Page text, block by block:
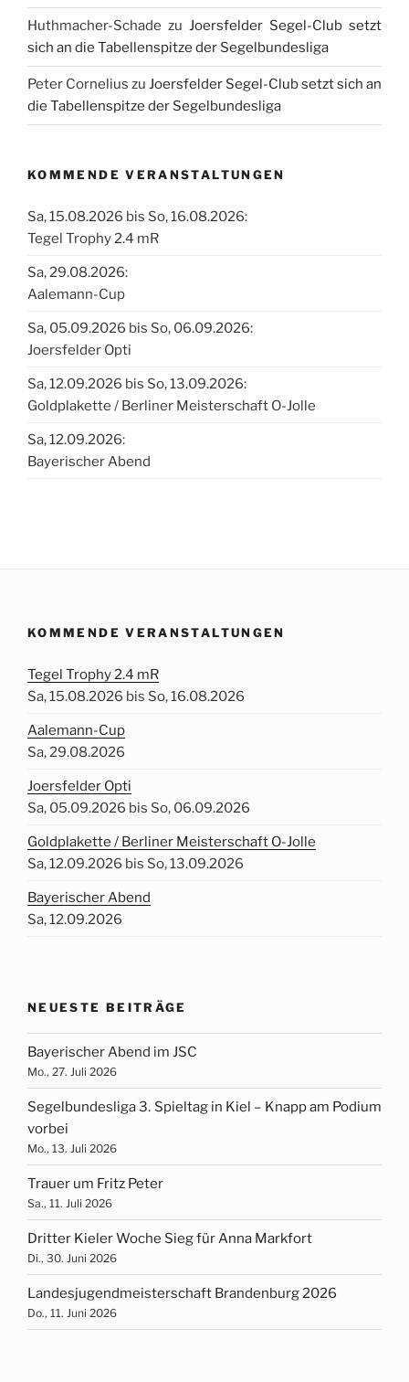
Huthmacher-Schade zu Joersfelder Segel-Club setzt
sich an die Tabellenspitze der Segelbundesliga
Peter Cornelius zu Joersfelder Segel-Club setzt sich an
die Tabellenspitze der Segelbundesliga
KOMMENDE VERANSTALTUNGEN
Sa, 15.08.2026 bis So, 16.08.2026:
Tegel Trophy 2.4 mR
Sa, 29.08.2026:
Aalemann-Cup
Sa, 05.09.2026 bis So, 06.09.2026:
Joersfelder Opti
Sa, 12.09.2026 bis So, 13.09.2026:
Goldplakette / Berliner Meisterschaft O-Jolle
Sa, 12.09.2026:
Bayerischer Abend
KOMMENDE VERANSTALTUNGEN
Tegel Trophy 2.4 mR
Sa, 15.08.2026 bis So, 16.08.2026
Aalemann-Cup
Sa, 29.08.2026
Joersfelder Opti
Sa, 05.09.2026 bis So, 06.09.2026
Goldplakette / Berliner Meisterschaft O-Jolle
Sa, 12.09.2026 bis So, 13.09.2026
Bayerischer Abend
Sa, 12.09.2026
NEUESTE BEITRÄGE
Bayerischer Abend im JSC
Mo., 27. Juli 2026
Segelbundesliga 3. Spieltag in Kiel – Knapp am Podium
vorbei
Mo., 13. Juli 2026
Trauer um Fritz Peter
Sa., 11. Juli 2026
Dritter Kieler Woche Sieg für Anna Markfort
Di., 30. Juni 2026
Landesjugendmeisterschaft Brandenburg 2026
Do., 11. Juni 2026